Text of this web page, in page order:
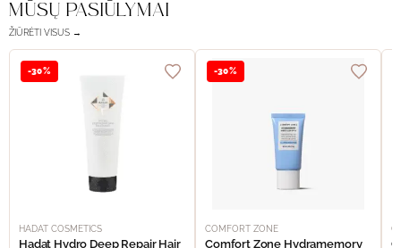
MŪSŲ PASIŪLYMAI
ŽIŪRĖTI VISUS →
-30%
HADAT COSMETICS
Hadat Hydro Deep Repair Hair
-30%
COMFORT ZONE
Comfort Zone Hydramemory